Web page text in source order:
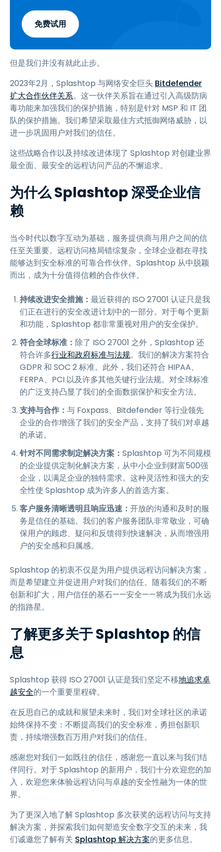
免费试用
但是我们并没有就此止步。
2023年2月，Splashtop 与网络安全巨头 Bitdefender
扩大合作伙伴关系。这一伙伴关系旨在通过引入高级防病
毒功能来加强我们的保护措施，特别是针对 MSP 和 IT 团
队的保护措施。我们希望采取最佳方式抵御网络威胁，以
进一步巩固用户对我们的信任。
这些战略合作以及持续改进体现了 Splashtop 对创建业界
最全面、最安全的远程访问产品的不懈追求。
为什么 Splashtop 深受企业信
赖
当今时代以数字互动为基础，服务提供商与用户之间的信
任至关重要。远程访问格局错综复杂，全球企业都在寻找
能够达到安全标准的可靠合作伙伴。Splashtop 从中脱颖
而出，成为十分值得信赖的合作伙伴。
持续改进安全措施： 最近获得的 ISO 27001 认证只是我
们正在进行的安全改进计划中的一部分。对于每个更新
和功能，Splashtop 都非常重视对用户的安全保护。
符合全球标准： 除了 ISO 27001 之外，Splashtop 还
符合许多行业和政府标准与法规。我们的解决方案符合
GDPR 和 SOC 2 标准。此外，我们还符合 HIPAA、
FERPA、PCI 以及许多其他关键行业法规。对全球标准
的广泛支持凸显了我们的全面数据保护和安全方法。
支持与合作： 与 Foxpass、Bitdefender 等行业领先
企业的合作增强了我们的安全产品，支持了我们对卓越
的承诺。
针对不同需求制定解决方案： Splashtop 可为不同规模
的企业提供定制化解决方案，从中小企业到财富500强
企业，以满足企业的独特需求。这种灵活性和强大的安
全性使 Splashtop 成为许多人的首选方案。
客户服务清晰透明且响应迅速： 开放的沟通和及时的服
务是信任的基础。我们的客户服务团队非常敬业，可确
保用户的顾虑、疑问和反馈得到快速解决，从而增强用
户的安全感和归属感。
Splashtop 的初衷不仅是为用户提供远程访问解决方案，
而是希望建立并促进用户对我们的信任。随着我们的不断
创新和扩大，用户信任的基石——安全——将成为我们永远
的指路星。
了解更多关于 Splashtop 的信
息
Splashtop 获得 ISO 27001 认证是我们坚定不移地追求卓
越安全的一个重要里程碑。
在反思自己的成就和展望未来时，我们对全球社区的承诺
始终保持不变：不断提高我们的安全标准，勇担创新职
责，持续增强数百万用户对我们的信任。
感谢您对我们一如既往的信任，感谢您一直以来与我们结
伴同行。对于 Splashtop 的新用户，我们十分欢迎您的加
入，欢迎您来体验远程访问与卓越的安全性融为一体的世
界。
为了更深入地了解 Splashtop 多次获奖的远程访问与支持
解决方案，并探索我们如何塑造安全数字交互的未来，我
们诚邀您了解有关 Splashtop 解决方案的更多信息。